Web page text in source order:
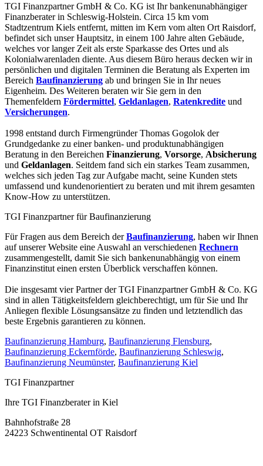
TGI Finanzpartner GmbH & Co. KG ist Ihr bankenunabhängiger
Finanzberater in Schleswig-Holstein. Circa 15 km vom
Stadtzentrum Kiels entfernt, mitten im Kern vom alten Ort Raisdorf,
befindet sich unser Hauptsitz, in einem 100 Jahre alten Gebäude,
welches vor langer Zeit als erste Sparkasse des Ortes und als
Kolonialwarenladen diente. Aus diesem Büro heraus decken wir in
persönlichen und digitalen Terminen die Beratung als Experten im
Bereich Baufinanzierung ab und bringen Sie in Ihr neues
Eigenheim. Des Weiteren beraten wir Sie gern in den
Themenfeldern Fördermittel, Geldanlagen, Ratenkredite und
Versicherungen.
1998 entstand durch Firmengründer Thomas Gogolok der
Grundgedanke zu einer banken- und produktunabhängigen
Beratung in den Bereichen Finanzierung, Vorsorge, Absicherung
und Geldanlagen. Seitdem fand sich ein starkes Team zusammen,
welches sich jeden Tag zur Aufgabe macht, seine Kunden stets
umfassend und kundenorientiert zu beraten und mit ihrem gesamten
Know-How zu unterstützen.
TGI Finanzpartner für Baufinanzierung
Für Fragen aus dem Bereich derBaufinanzierung, haben wir Ihnen
auf unserer Website eine Auswahl an verschiedenen Rechnern
zusammengestellt, damit Sie sich bankenunabhängig von einem
Finanzinstitut einen ersten Überblick verschaffen können.
Die insgesamt vier Partner der TGI Finanzpartner GmbH & Co. KG
sind in allen Tätigkeitsfeldern gleichberechtigt, um für Sie und Ihr
Anliegen flexible Lösungsansätze zu finden und letztendlich das
beste Ergebnis garantieren zu können.
Baufinanzierung Hamburg, Baufinanzierung Flensburg,
Baufinanzierung Eckernförde, Baufinanzierung Schleswig,
Baufinanzierung Neumünster, Baufinanzierung Kiel
TGI Finanzpartner
Ihre TGI Finanzberater in Kiel
Bahnhofstraße 28
24223 Schwentinental OT Raisdorf